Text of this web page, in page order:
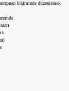
biçiminde düzenlemek